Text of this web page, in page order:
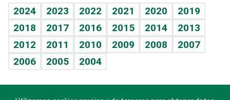
Vida y familia
Eñe
Celebrando la vida
Sin complejos
En pocas palabras
TBT Deportivo
Guía del dinero
Horóscopos
Crucigramas
2024 2023 2022 2021 2020
2019
2018
2017 2016 2015 2014
2013
2012
2011 2010 2009 2008
2007
2006
2005 2004